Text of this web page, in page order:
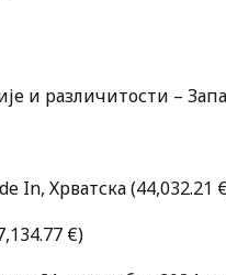
и различитости –
In, Хрватска (44,032.21
€)